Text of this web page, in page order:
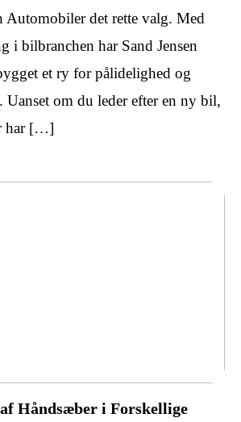
Automobiler det rette valg. Med
i bilbranchen har Sand Jensen
et ry for pålidelighed og
Uanset om du leder efter en ny bil,
har […]
Håndsæber i Forskellige